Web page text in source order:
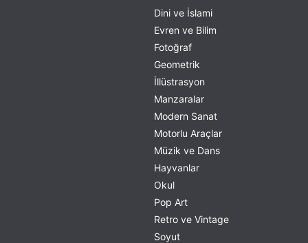
Dini ve İslami
Evren ve Bilim
Fotoğraf
Geometrik
İllüstrasyon
Manzaralar
Modern Sanat
Motorlu Araçlar
Müzik ve Dans
Hayvanlar
Okul
Pop Art
Retro ve Vintage
Soyut